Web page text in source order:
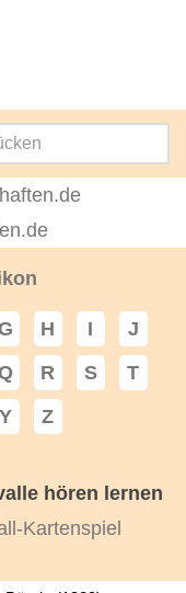
H I
J
R S
T
Y Z
hören lernen